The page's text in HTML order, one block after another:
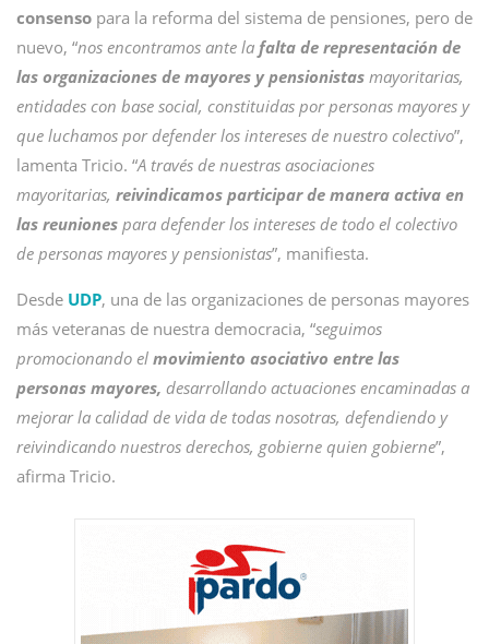
consenso para la reforma del sistema de pensiones, pero de
nuevo, “nos encontramos ante la falta de representación de
las organizaciones de mayores y pensionistas mayoritarias,
entidades con base social, constituidas por personas mayores y
que luchamos por defender los intereses de nuestro colectivo”,
lamenta Tricio. “A través de nuestras asociaciones
mayoritarias, reivindicamos participar de manera activa en
las reuniones para defender los intereses de todo el colectivo
de personas mayores y pensionistas”, manifiesta.
Desde UDP, una de las organizaciones de personas mayores
más veteranas de nuestra democracia, “seguimos
promocionando el movimiento asociativo entre las
personas mayores, desarrollando actuaciones encaminadas a
mejorar la calidad de vida de todas nosotras, defendiendo y
reivindicando nuestros derechos, gobierne quien gobierne”,
afirma Tricio.